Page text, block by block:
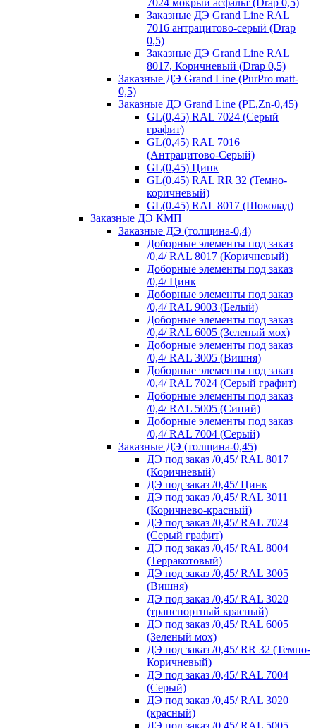
Заказные ДЭ Grand Line RAL
7016 антрацитово-серый (Drap
0,5)
Заказные ДЭ Grand Line RAL
8017, Коричневый (Drap 0,5)
Заказные ДЭ Grand Line (PurPro matt-
0,5)
Заказные ДЭ Grand Line (PE,Zn-0,45)
GL(0,45) RAL 7024 (Серый
графит)
GL(0,45) RAL 7016
(Антрацитово-Серый)
GL(0,45) Цинк
GL(0.45) RAL RR 32 (Темно-
коричневый)
GL(0.45) RAL 8017 (Шоколад)
Заказные ДЭ КМП
Заказные ДЭ (толщина-0,4)
Доборные элементы под заказ
/0,4/ RAL 8017 (Коричневый)
Доборные элементы под заказ
/0,4/ Цинк
Доборные элементы под заказ
/0,4/ RAL 9003 (Белый)
Доборные элементы под заказ
/0,4/ RAL 6005 (Зеленый мох)
Доборные элементы под заказ
/0,4/ RAL 3005 (Вишня)
Доборные элементы под заказ
/0,4/ RAL 7024 (Серый графит)
Доборные элементы под заказ
/0,4/ RAL 5005 (Синий)
Доборные элементы под заказ
/0,4/ RAL 7004 (Серый)
Заказные ДЭ (толщина-0,45)
ДЭ под заказ /0,45/ RAL 8017
(Коричневый)
ДЭ под заказ /0,45/ Цинк
ДЭ под заказ /0,45/ RAL 3011
(Коричнево-красный)
ДЭ под заказ /0,45/ RAL 7024
(Серый графит)
ДЭ под заказ /0,45/ RAL 8004
(Терракотовый)
ДЭ под заказ /0,45/ RAL 3005
(Вишня)
ДЭ под заказ /0,45/ RAL 3020
(транспортный красный)
ДЭ под заказ /0,45/ RAL 6005
(Зеленый мох)
ДЭ под заказ /0,45/ RR 32 (Темно-
Коричневый)
ДЭ под заказ /0,45/ RAL 7004
(Серый)
ДЭ под заказ /0,45/ RAL 3020
(красный)
ДЭ под заказ /0,45/ RAL 5005